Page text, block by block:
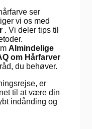
ser
vi os med
. Vi deler tips til
Almindelige
om Hårfarver
du behøver.
er
til at være din
indånding og